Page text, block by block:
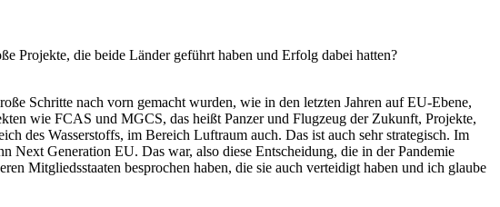
Projekte, die beide Länder geführt haben und Erfolg dabei hatten?
Schritte nach vorn gemacht wurden, wie in den letzten Jahren auf EU-Ebene,
wie FCAS und MGCS, das heißt Panzer und Flugzeug der Zukunft, Projekte,
des Wasserstoffs, im Bereich Luftraum auch. Das ist auch sehr strategisch. Im
Next Generation EU. Das war, also diese Entscheidung, die in der Pandemie
Mitgliedsstaaten besprochen haben, die sie auch verteidigt haben und ich glaube